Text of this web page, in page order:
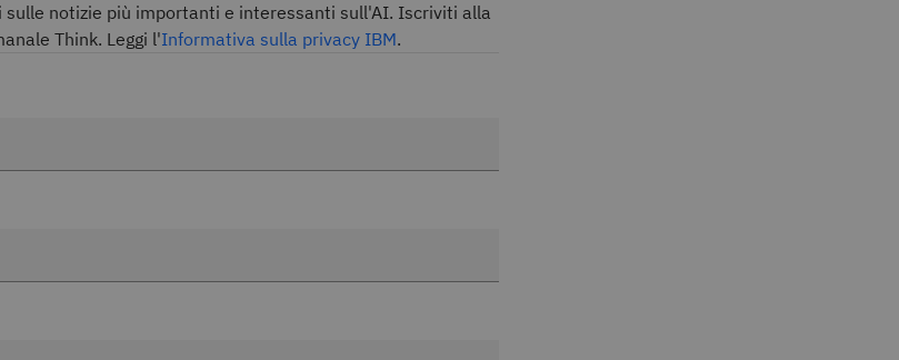
sulle notizie più importanti e interessanti sull'AI. Iscriviti alla
Think. Leggi l'Informativa sulla privacy IBM.